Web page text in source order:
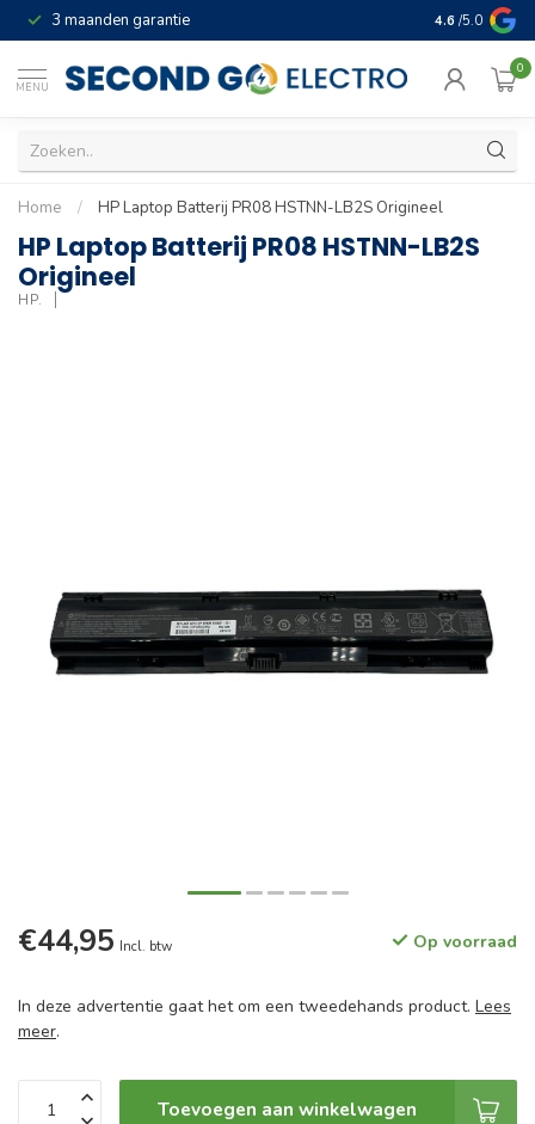
3 maanden garantie Geld terug
4.6 /5.0
MENU
0
Home / HP Laptop Batterij PR08 HSTNN-LB2S Origineel
HP Laptop Batterij PR08 HSTNN-LB2S
Origineel
HP.
€44,95 Incl. btw Op voorraad
In deze advertentie gaat het om een tweedehands product. Lees
meer.
Toevoegen aan winkelwagen